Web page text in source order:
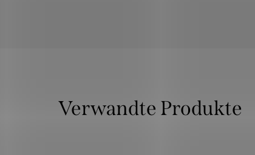
Verwandte Produkte